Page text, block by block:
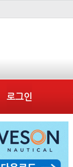
로그인